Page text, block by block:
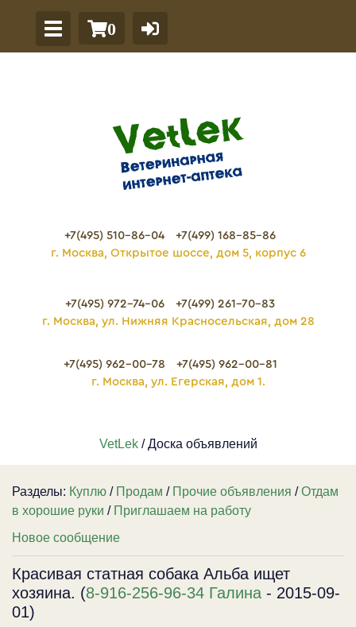
0
+7(495) 510-86-04
+7(499) 168-85-86
г. Москва, Открытое шоссе, дом 5, корпус 6
+7(495) 972-74-06
+7(499) 261-70-83
г. Москва, ул. Нижняя Красносельская, дом 28
+7(495) 962-00-78
+7(495) 962-00-81
г. Москва, ул. Егерская, дом 1.
VetLek/ Доска объявлений
Разделы: Куплю / Продам / Прочие объявления /Отдам
в хорошие руки / Приглашаем на работу
Новое сообщение
Красивая статная собака Альба ищет
хозяина. (8-916-256-96-34 Галина - 2015-09-
01)